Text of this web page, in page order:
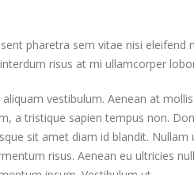
pharetra sem vitae nisi eleifend
risus at mi ullamcorper
vestibulum. Aenean at
a tristique sapien tempus non.
sit amet diam id blandit.
risus. Aenean eu ultricies